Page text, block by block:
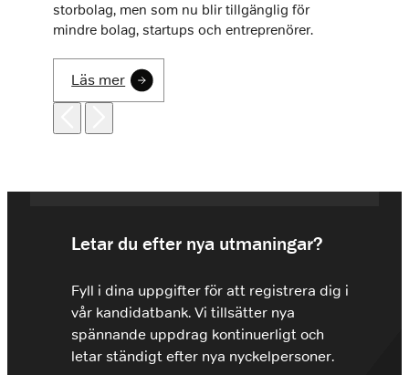
storbolag, men som nu blir tillgänglig för
mindre bolag, startups och entreprenörer.
Läs mer
Letar du efter nya utmaningar?
Fyll i dina uppgifter för att registrera dig i
vår kandidatbank. Vi tillsätter nya
spännande uppdrag kontinuerligt och
letar ständigt efter nya nyckelpersoner.